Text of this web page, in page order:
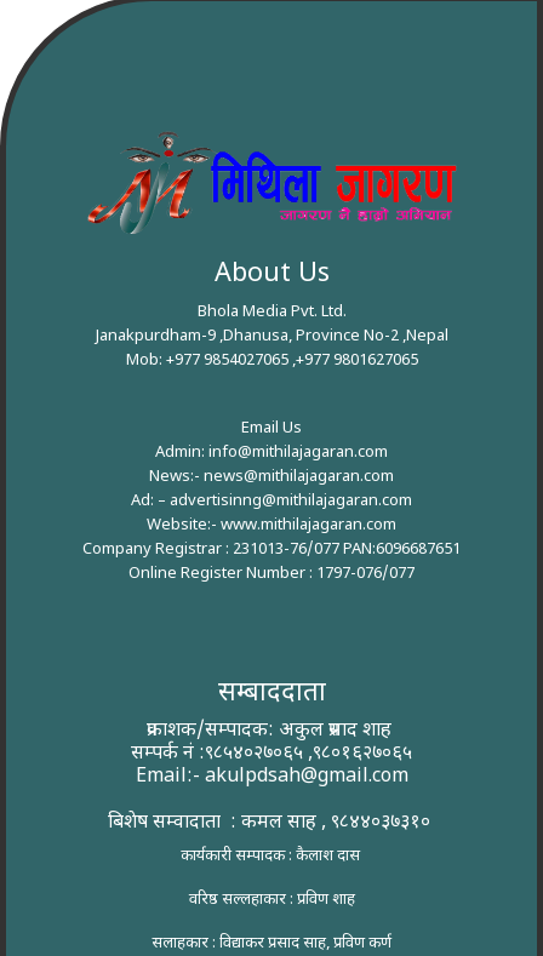
About Us
Bhola Media Pvt. Ltd.
Janakpurdham-9 ,Dhanusa, Province No-2 ,Nepal
Mob: +977 9854027065 ,+977 9801627065
Email Us
Admin: info@mithilajagaran.com
News:- news@mithilajagaran.com
Ad: – advertisinng@mithilajagaran.com
Website:- www.mithilajagaran.com
Company Registrar : 231013-76/077 PAN:6096687651
Online Register Number : 1797-076/077
सम्बाददाता
प्रकाशक/सम्पादक: अकुल प्रसाद शाह
सम्पर्क नं :९८५४०२७०६५ ,९८०१६२७०६५
Email:- akulpdsah@gmail.com
बिशेष सम्वादाता : कमल साह , ९८४४०३७३१०
कार्यकारी सम्पादक : कैलाश दास
वरिष्ठ सल्लहाकार : प्रविण शाह
सलाहकार : विद्याकर प्रसाद साह, प्रविण कर्ण